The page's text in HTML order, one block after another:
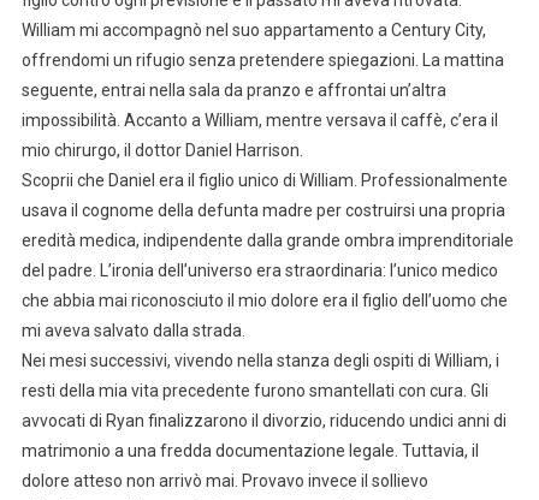
William mi accompagnò nel suo appartamento a Century City,
offrendomi un rifugio senza pretendere spiegazioni. La mattina
seguente, entrai nella sala da pranzo e affrontai un’altra
impossibilità. Accanto a William, mentre versava il caffè, c’era il
mio chirurgo, il dottor Daniel Harrison.
Scoprii che Daniel era il figlio unico di William. Professionalmente
usava il cognome della defunta madre per costruirsi una propria
eredità medica, indipendente dalla grande ombra imprenditoriale
del padre. L’ironia dell’universo era straordinaria: l’unico medico
che abbia mai riconosciuto il mio dolore era il figlio dell’uomo che
mi aveva salvato dalla strada.
Nei mesi successivi, vivendo nella stanza degli ospiti di William, i
resti della mia vita precedente furono smantellati con cura. Gli
avvocati di Ryan finalizzarono il divorzio, riducendo undici anni di
matrimonio a una fredda documentazione legale. Tuttavia, il
dolore atteso non arrivò mai. Provavo invece il sollievo